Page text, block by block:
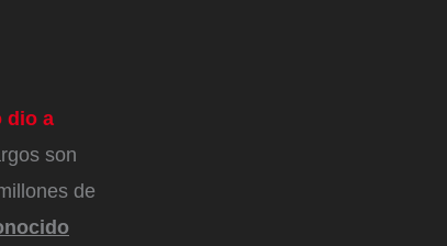
dio a
son
de